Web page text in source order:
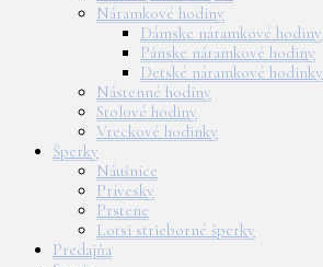
Náramkové hodiny
Dámske náramkové hodiny
Pánske náramkové hodiny
Detské náramkové hodinky
Nástenné hodiny
Stolové hodiny
Vreckové hodinky
Šperky
Náušnice
Prívesky
Prstene
Lotsi strieborné šperky
Predajňa